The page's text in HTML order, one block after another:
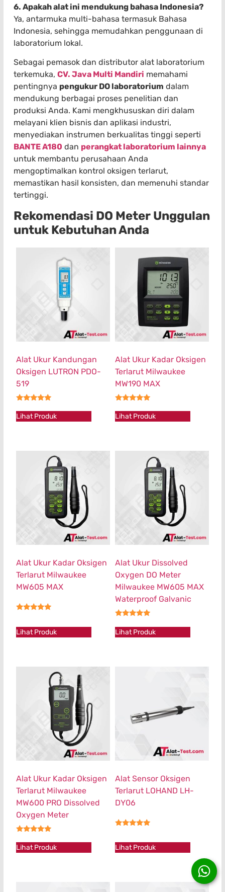
6. Apakah alat ini mendukung bahasa Indonesia?
Ya, antarmuka multi-bahasa termasuk Bahasa
Indonesia, sehingga memudahkan penggunaan di
laboratorium lokal.
Sebagai pemasok dan distributor alat laboratorium
terkemuka, CV. Java Multi Mandiri memahami
pentingnya pengukur DO laboratorium dalam
mendukung berbagai proses penelitian dan
produksi Anda. Kami mengkhususkan diri dalam
melayani klien bisnis dan aplikasi industri,
menyediakan instrumen berkualitas tinggi seperti
BANTE A180 dan perangkat laboratorium lainnya
untuk membantu perusahaan Anda
mengoptimalkan kontrol oksigen terlarut,
memastikan hasil konsisten, dan memenuhi standar
tertinggi.
Rekomendasi DO Meter Unggulan
untuk Kebutuhan Anda
Alat Ukur Kandungan
Oksigen LUTRON PDO-
519
Lihat Produk
Alat Ukur Kadar Oksigen
Terlarut Milwaukee
MW190 MAX
Lihat Produk
Alat Ukur Kadar Oksigen
Terlarut Milwaukee
MW605 MAX
Lihat Produk
Alat Ukur Dissolved
Oxygen DO Meter
Milwaukee MW605 MAX
Waterproof Galvanic
Lihat Produk
Alat Ukur Kadar Oksigen
Terlarut Milwaukee
MW600 PRO Dissolved
Oxygen Meter
Lihat Produk
Alat Sensor Oksigen
Terlarut LOHAND LH-
DY06
Lihat Produk